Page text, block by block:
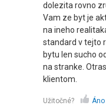
dolezita rovno
Vam ze byt je
na ineho
standard v tejto
bytu len sucho
na stranke.
klientom.
Užitočné? Áno